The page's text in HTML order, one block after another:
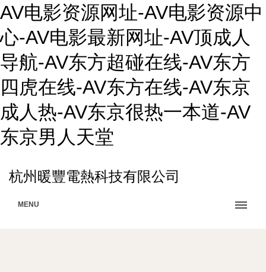
AV电影资源网址-AV电影资源中
心-AV电影最新网址-AV顶成人
导航-AV东方超碰在线-AV东方
四虎在线-AV东方在线-AV东京
成人热-AV东京很热一本道-AV
东京男人天堂
杭州暖豐電熱科技有限公司
MENU